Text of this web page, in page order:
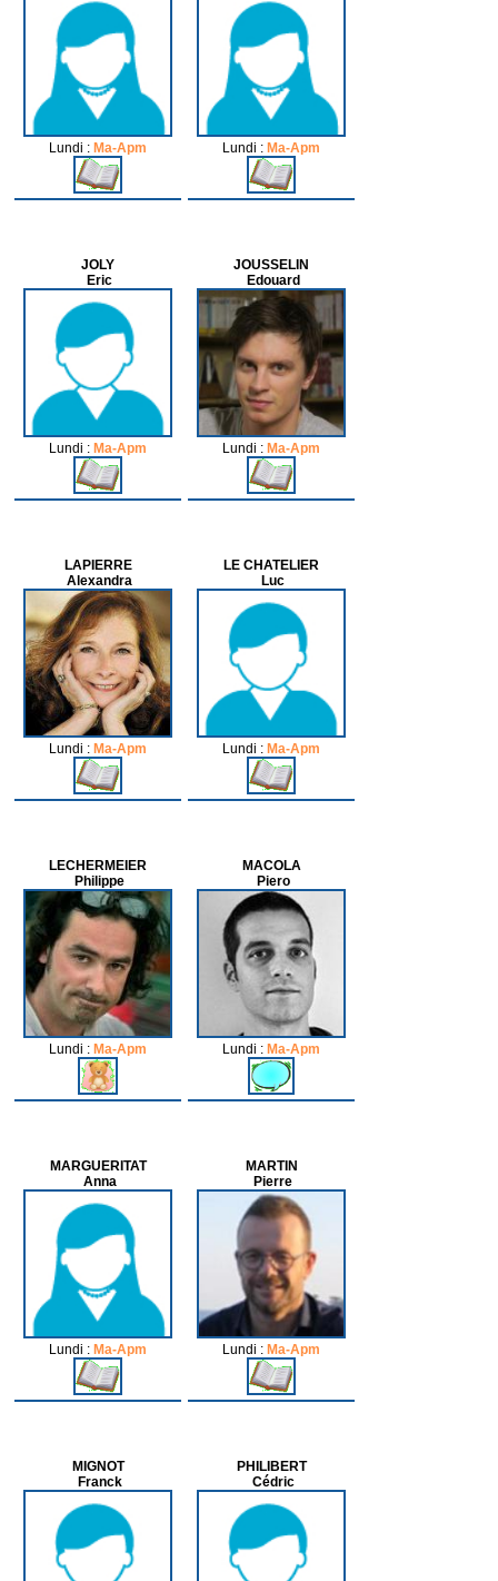
Lundi : Ma-Apm Lundi : Ma-Apm
JOLY
Eric
Lundi : Ma-Apm
JOUSSELIN
Edouard
Lundi : Ma-Apm
LAPIERRE
Alexandra
Lundi : Ma-Apm
LE CHATELIER
Luc
Lundi : Ma-Apm
LECHERMEIER
Philippe
Lundi : Ma-Apm
MACOLA
Piero
Lundi : Ma-Apm
MARGUERITAT
Anna
Lundi : Ma-Apm
MARTIN
Pierre
Lundi : Ma-Apm
MIGNOT
Franck
PHILIBERT
Cédric